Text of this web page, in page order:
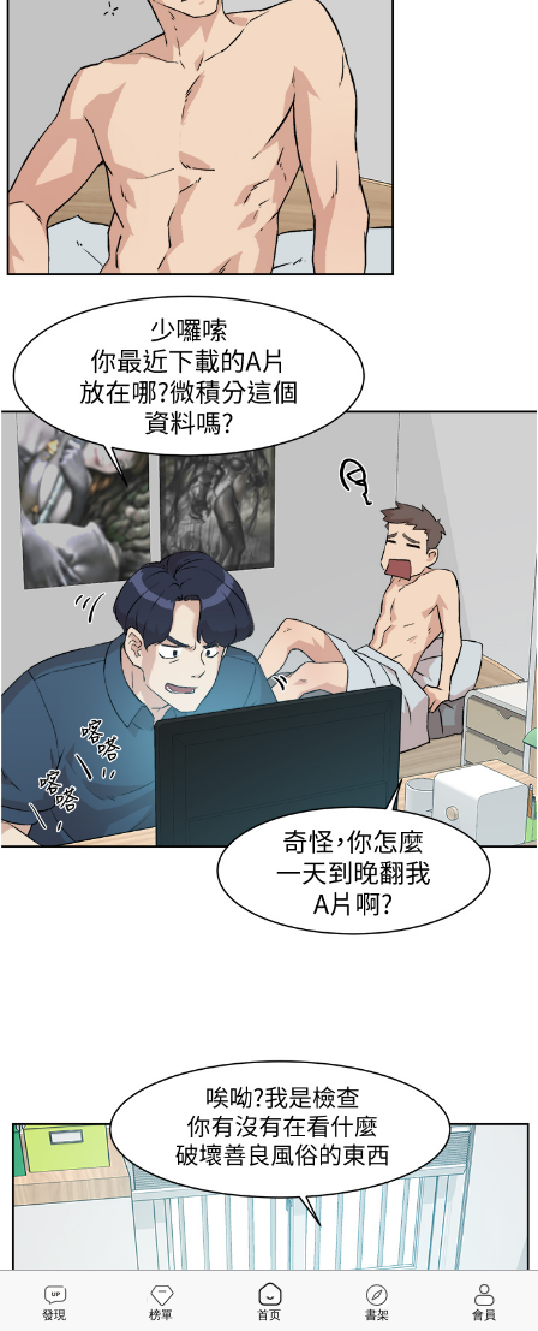
發現 榜單 首页 書架 會員